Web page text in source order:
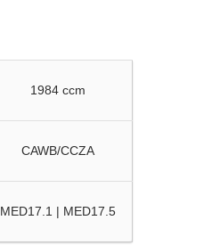
1984 ccm
CAWB/CCZA
MED17.1 | MED17.5